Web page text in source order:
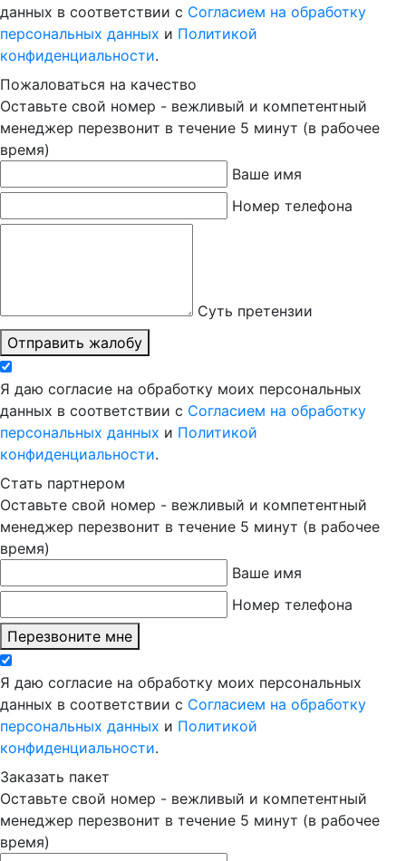
данных в соответствии с Согласием на обработку
персональных данных и Политикой
конфиденциальности.
Пожаловаться на качество
Оставьте свой номер - вежливый и компетентный
менеджер перезвонит в течение 5 минут (в рабочее
время)
Ваше имя
Номер телефона
Суть претензии
Отправить жалобу
Я даю согласие на обработку моих персональных
данных в соответствии с Согласием на обработку
персональных данных и Политикой
конфиденциальности.
Стать партнером
Оставьте свой номер - вежливый и компетентный
менеджер перезвонит в течение 5 минут (в рабочее
время)
Ваше имя
Номер телефона
Перезвоните мне
Я даю согласие на обработку моих персональных
данных в соответствии с Согласием на обработку
персональных данных и Политикой
конфиденциальности.
Заказать пакет
Оставьте свой номер - вежливый и компетентный
менеджер перезвонит в течение 5 минут (в рабочее
время)